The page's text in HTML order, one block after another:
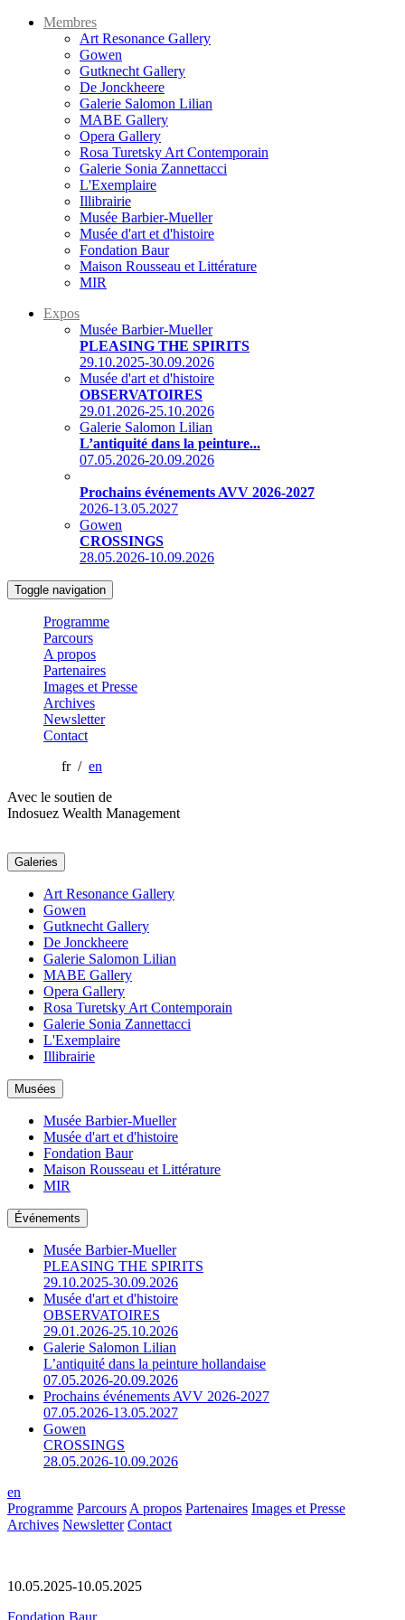
Membres
Art Resonance Gallery
Gowen
Gutknecht Gallery
De Jonckheere
Galerie Salomon Lilian
MABE Gallery
Opera Gallery
Rosa Turetsky Art Contemporain
Galerie Sonia Zannettacci
L'Exemplaire
Illibrairie
Musée Barbier-Mueller
Musée d'art et d'histoire
Fondation Baur
Maison Rousseau et Littérature
MIR
Expos
Musée Barbier-Mueller
PLEASING THE SPIRITS
29.10.2025-30.09.2026
Musée d'art et d'histoire
OBSERVATOIRES
29.01.2026-25.10.2026
Galerie Salomon Lilian
L’antiquité dans la peinture...
07.05.2026-20.09.2026
Prochains événements AVV 2026-2027
2026-13.05.2027
Gowen
CROSSINGS
28.05.2026-10.09.2026
Toggle navigation
Programme
Parcours
A propos
Partenaires
Images et Presse
Archives
Newsletter
Contact
fr / en
Avec le soutien de
Indosuez Wealth Management
Galeries
Art Resonance Gallery
Gowen
Gutknecht Gallery
De Jonckheere
Galerie Salomon Lilian
MABE Gallery
Opera Gallery
Rosa Turetsky Art Contemporain
Galerie Sonia Zannettacci
L'Exemplaire
Illibrairie
Musées
Musée Barbier-Mueller
Musée d'art et d'histoire
Fondation Baur
Maison Rousseau et Littérature
MIR
Événements
Musée Barbier-Mueller
PLEASING THE SPIRITS
29.10.2025-30.09.2026
Musée d'art et d'histoire
OBSERVATOIRES
29.01.2026-25.10.2026
Galerie Salomon Lilian
L’antiquité dans la peinture hollandaise
07.05.2026-20.09.2026
Prochains événements AVV 2026-2027
07.05.2026-13.05.2027
Gowen
CROSSINGS
28.05.2026-10.09.2026
en
Programme Parcours A propos Partenaires Images et Presse
Archives Newsletter Contact
10.05.2025-10.05.2025
Fondation Baur